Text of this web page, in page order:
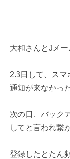
大和さんとJメー
2.3日して、スマ
通知が来なかっ
次の日、バック
してと言われ繋
登録したとたん